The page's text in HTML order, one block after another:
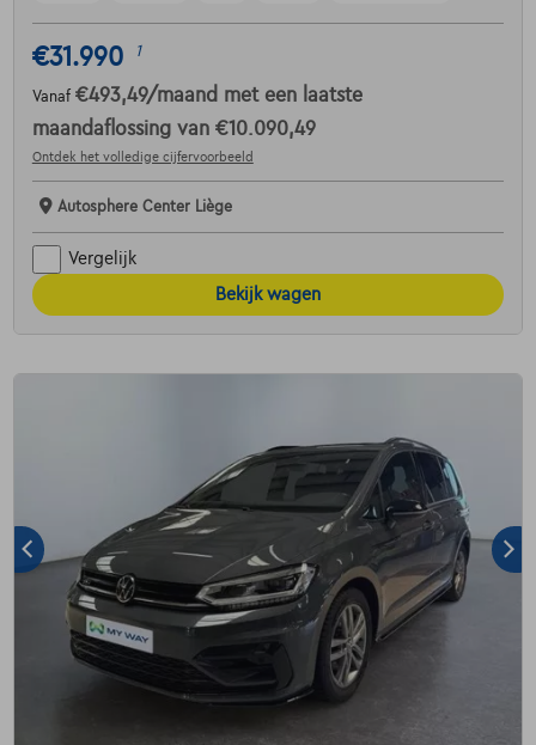
€31.990 1
Vanaf €493,49/maand met een laatste
maandaflossing van €10.090,49
Ontdek het volledige cijfervoorbeeld
Autosphere Center Liège
Vergelijk
Bekijk wagen